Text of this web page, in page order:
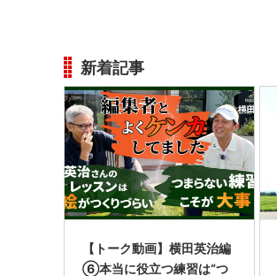
新着記事
【トーク動画】横田英治編
⑥本当に役立つ練習は“つ